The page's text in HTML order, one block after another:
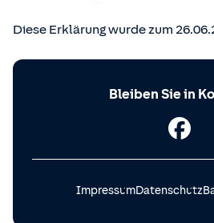
Diese Erklärung wurde zum
Bleiben Sie in
ImpressumDatenschutz